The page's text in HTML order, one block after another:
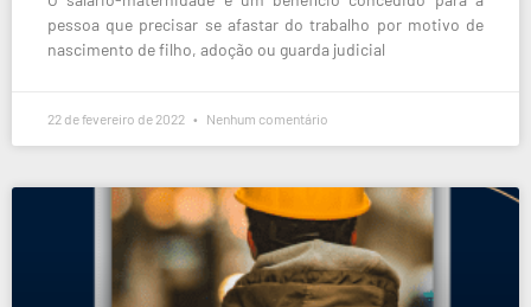
pessoa que precisar se afastar do trabalho por motivo de
nascimento de filho, adoção ou guarda judicial
22 de fevereiro de 2022 Nenhum comentário